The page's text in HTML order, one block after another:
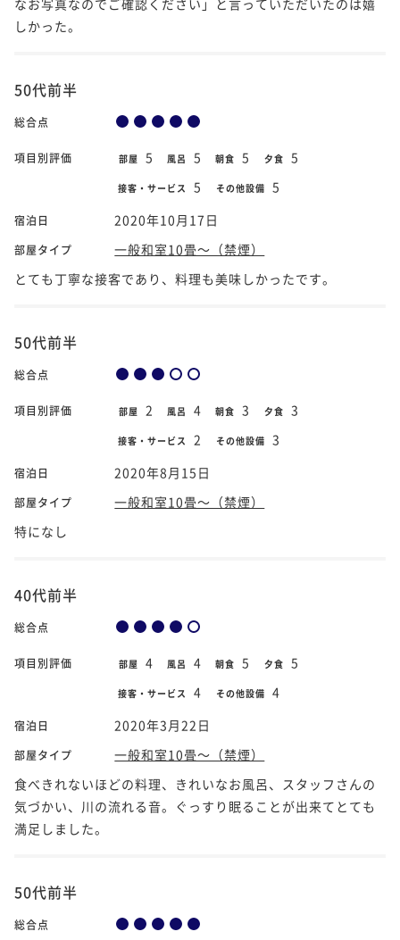
しかった。
50代前半
総合点
項目別評価 部屋 5 風呂 5 朝食 5 夕食 5
接客・サービス 5 その他設備 5
宿泊日 2020年10月17日
部屋タイプ
一般和室10畳～（禁煙）
とても丁寧な接客であり、料理も美味しかったです。
50代前半
総合点
項目別評価 部屋 2 風呂 4 朝食 3 夕食 3
接客・サービス 2 その他設備 3
宿泊日 2020年8月15日
部屋タイプ
一般和室10畳～（禁煙）
特になし
40代前半
総合点
項目別評価 部屋 4 風呂 4 朝食 5 夕食 5
接客・サービス 4 その他設備 4
宿泊日 2020年3月22日
部屋タイプ
一般和室10畳～（禁煙）
食べきれないほどの料理、きれいなお風呂、スタッフさんの
気づかい、川の流れる音。ぐっすり眠ることが出来てとても
満足しました。
50代前半
総合点